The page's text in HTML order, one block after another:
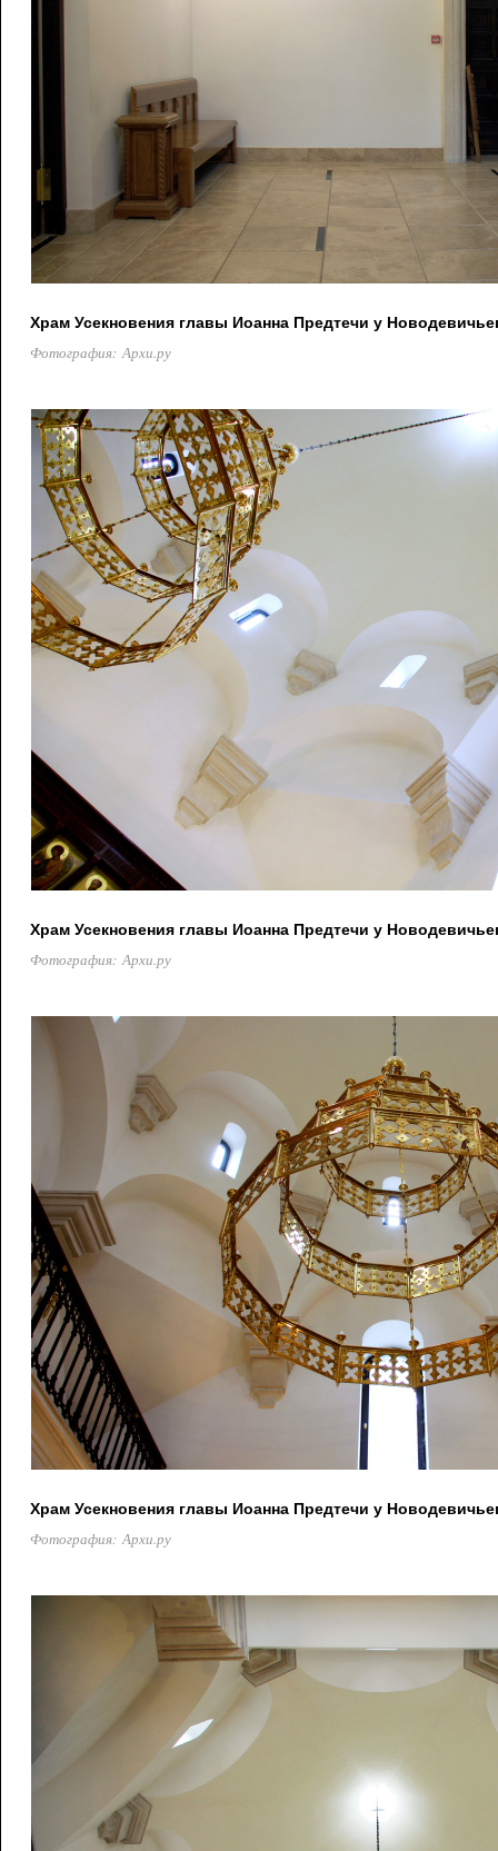
Храм Усекновения главы Иоанна Предтечи у
Фотография: Архи.ру
Храм Усекновения главы Иоанна Предтечи у
Фотография: Архи.ру
Храм Усекновения главы Иоанна Предтечи у
Фотография: Архи.ру